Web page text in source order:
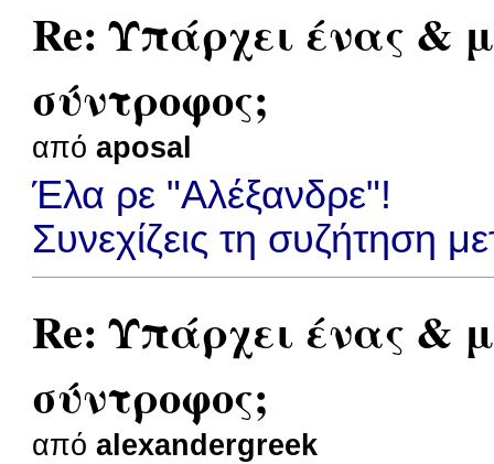
Re: Υπάρχει ένας &
σύντροφος;
απόaposal
Έλα ρε "Αλέξανδρε"!
Συνεχίζεις τη συζήτηση
Re: Υπάρχει ένας &
σύντροφος;
απόalexandergreek